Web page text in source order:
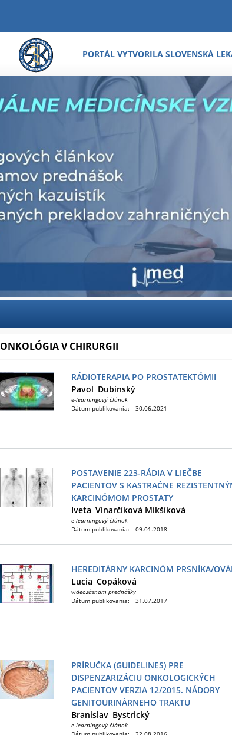
PORTÁL VYTVORILA SLOVENSKÁ
ONKOLÓGIA V CHIRURGII
RÁDIOTERAPIA PO PROSTATEKTÓMII
Pavol Dubinský
e-learningový článok
Dátum publikovania:
30.06.2021
POSTAVENIE 223-RÁDIA V LIEČBE
PACIENTOV S KASTRAČNE
KARCINÓMOM PROSTATY
Iveta Vinarčíková Mikšíková
e-learningový článok
Dátum publikovania:
09.01.2018
HEREDITÁRNY KARCINÓM PRSNÍKA/
Lucia Copáková
videozáznam prednášky
Dátum publikovania:
31.07.2017
PRÍRUČKA (GUIDELINES) PRE
DISPENZARIZÁCIU ONKOLOGICKÝCH
PACIENTOV VERZIA 12/2015. NÁDORY
GENITOURINÁRNEHO TRAKTU
Branislav Bystrický
e-learningový článok